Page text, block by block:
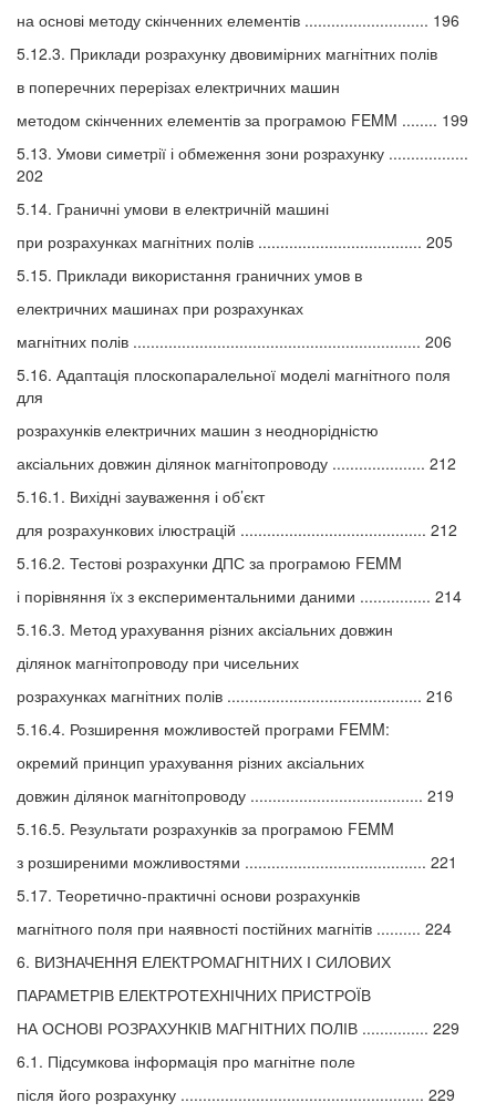
на основі методу скінченних елементів ............................ 196
5.12.3. Приклади розрахунку двовимірних магнітних полів
в поперечних перерізах електричних машин
методом скінченних елементів за програмою FEMM ........ 199
5.13. Умови симетрії і обмеження зони розрахунку ..................
202
5.14. Граничні умови в електричній машині
при розрахунках магнітних полів ..................................... 205
5.15. Приклади використання граничних умов в
електричних машинах при розрахунках
магнітних полів ................................................................. 206
5.16. Адаптація плоскопаралельної моделі магнітного поля
для
розрахунків електричних машин з неоднорідністю
аксіальних довжин ділянок магнітопроводу ..................... 212
5.16.1. Вихідні зауваження і об’єкт
для розрахункових ілюстрацій .......................................... 212
5.16.2. Тестові розрахунки ДПС за програмою FEMM
і порівняння їх з експериментальними даними ................ 214
5.16.3. Метод урахування різних аксіальних довжин
ділянок магнітопроводу при чисельних
розрахунках магнітних полів ............................................ 216
5.16.4. Розширення можливостей програми FEMM:
окремий принцип урахування різних аксіальних
довжин ділянок магнітопроводу ....................................... 219
5.16.5. Результати розрахунків за програмою FEMM
з розширеними можливостями ......................................... 221
5.17. Теоретично-практичні основи розрахунків
магнітного поля при наявності постійних магнітів .......... 224
6. ВИЗНАЧЕННЯ ЕЛЕКТРОМАГНІТНИХ І СИЛОВИХ
ПАРАМЕТРІВ ЕЛЕКТРОТЕХНІЧНИХ ПРИСТРОЇВ
НА ОСНОВІ РОЗРАХУНКІВ МАГНІТНИХ ПОЛІВ ............... 229
6.1. Підсумкова інформація про магнітне поле
після його розрахунку ....................................................... 229